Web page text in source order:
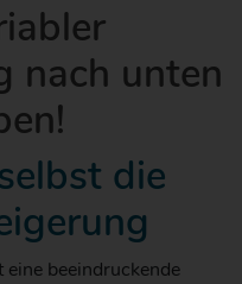
nach unten
die
eine beeindruckende